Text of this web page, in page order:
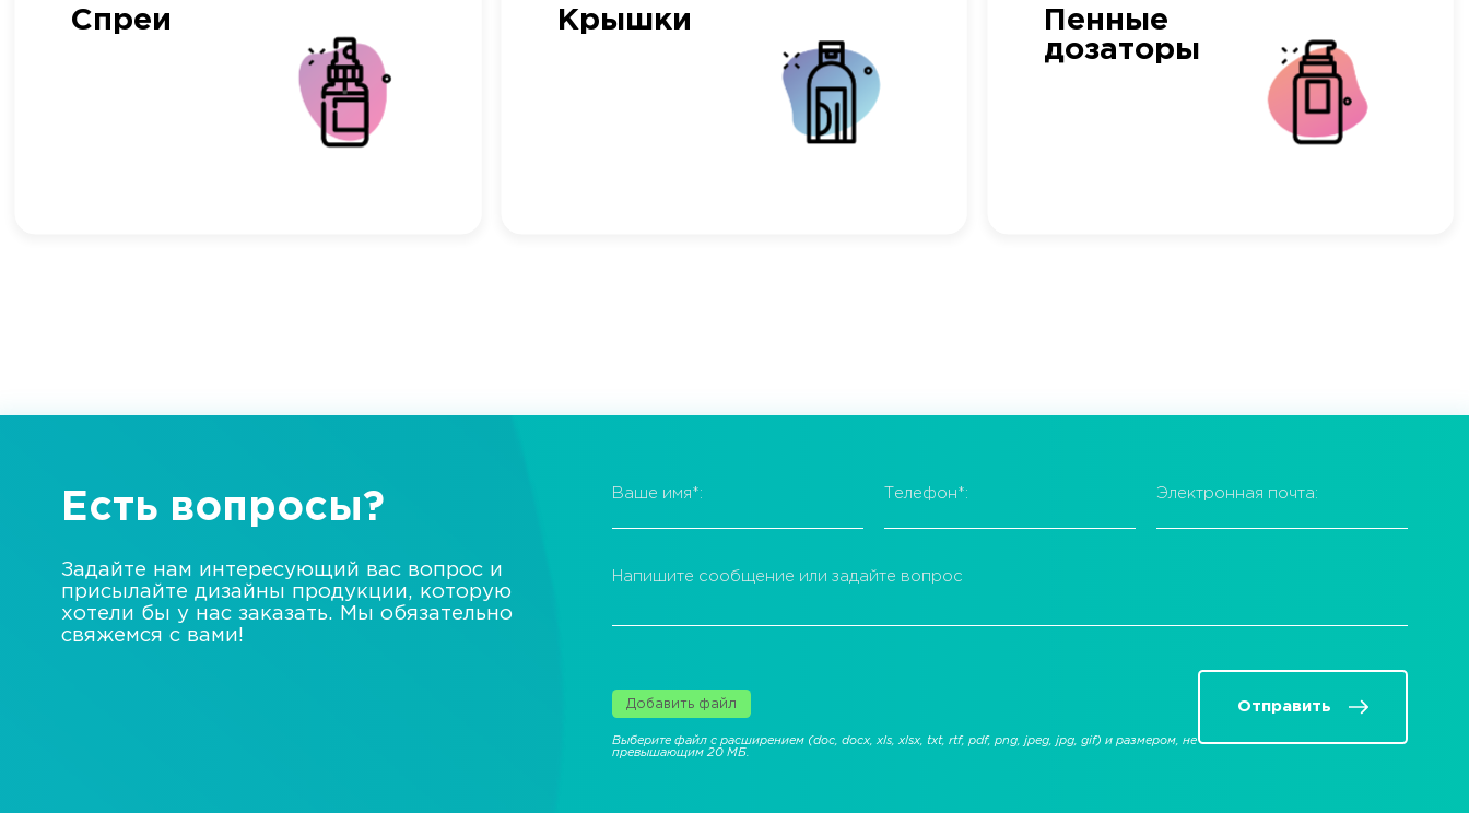
Спреи Крышки
Пенные
дозаторы
Есть вопросы?
Задайте нам интересующий вас вопрос и
присылайте дизайны продукции, которую
хотели бы у нас заказать. Мы обязательно
свяжемся с вами!
Ваше имя*: Телефон*: Электронная почта:
Напишите сообщение или задайте вопрос
Добавить файл
Выберите файл с расширением (doc, docx, xls, xlsx, txt, rtf, pdf, png, jpeg, jpg, gif) и размером, не
превышающим 20 МБ.
Отправить